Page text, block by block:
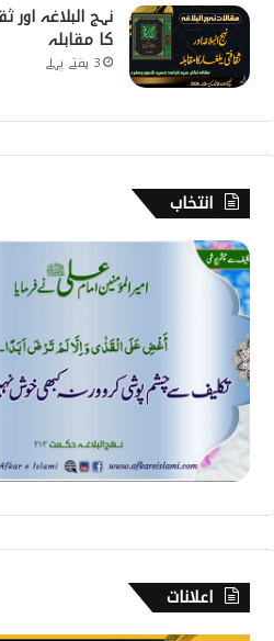
نہج البلاغہ اور
کا مقابلہ
3 ہفتے پہلے
انتخاب
2
7
8
۔
ت
ک
ل
ی
ف
س
ے
م
ش
اعلانات